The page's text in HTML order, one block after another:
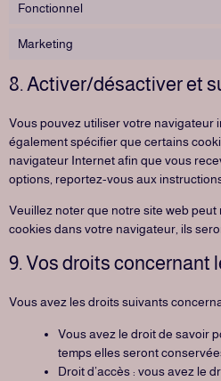
Fonctionnel
Marketing
8. Activer/désactiver et
Vous pouvez utiliser votre navigateur
également spécifier que certains
navigateur Internet afin que vous
options, reportez-vous aux
Veuillez noter que notre site web peut
cookies dans votre navigateur, ils
9. Vos droits concernant
Vous avez les droits suivants
Vous avez le droit de savoir
temps elles seront
Droit d’accès : vous avez le